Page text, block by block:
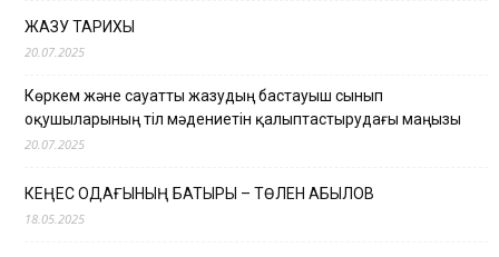
ЖАЗУ ТАРИХЫ
20.07.2025
Көркем және сауатты жазудың бастауыш сынып
оқушыларының тіл мәдениетін қалыптастырудағы маңызы
20.07.2025
КЕҢЕС ОДАҒЫНЫҢ БАТЫРЫ – ТӨЛЕН ҚАБЫЛОВ
18.05.2025